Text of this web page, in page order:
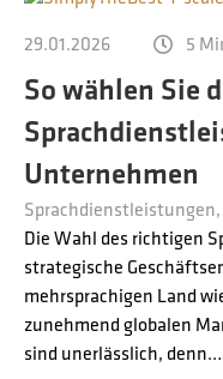
29.01.2026 5
So wählen Sie
Unternehmen
Sprachdienstleistungen
Die Wahl des richtigen
strategische
mehrsprachigen Land
zunehmend globalen
sind unerlässlich, denn…